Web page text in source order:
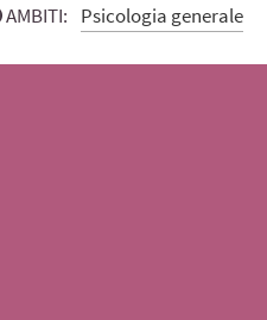
AMBITI: Psicologia generale